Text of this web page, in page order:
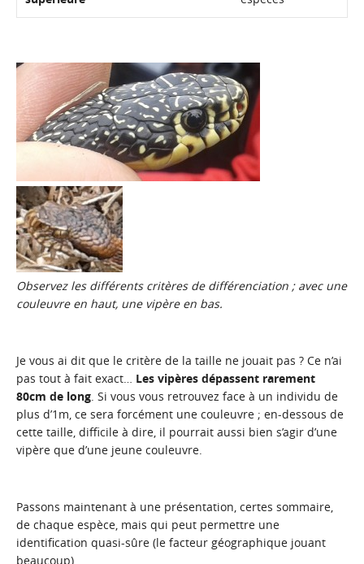
Observez les différents critères de différenciation ; avec une
couleuvre en haut, une vipère en bas.
Je vous ai dit que le critère de la taille ne jouait pas ? Ce n’ai
pas tout à fait exact… Les vipères dépassent rarement
80cm de long. Si vous vous retrouvez face à un individu de
plus d’1m, ce sera forcément une couleuvre ; en-dessous de
cette taille, difficile à dire, il pourrait aussi bien s’agir d’une
vipère que d’une jeune couleuvre.
Passons maintenant à une présentation, certes sommaire,
de chaque espèce, mais qui peut permettre une
identification quasi-sûre (le facteur géographique jouant
beaucoup).